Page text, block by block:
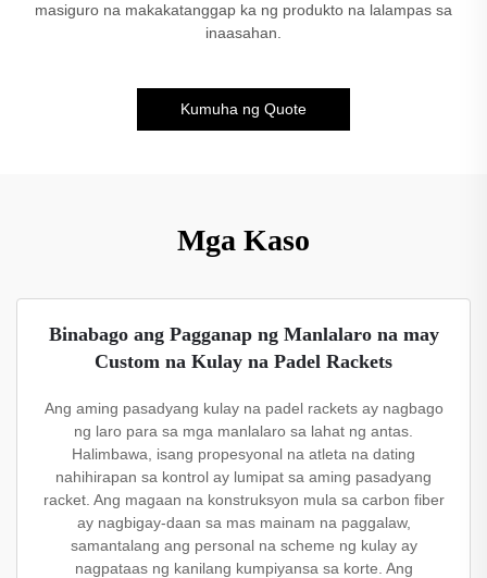
masiguro na makakatanggap ka ng produkto na lalampas sa
inaasahan.
Kumuha ng Quote
Mga Kaso
Binabago ang Pagganap ng Manlalaro na may
Custom na Kulay na Padel Rackets
Ang aming pasadyang kulay na padel rackets ay nagbago
ng laro para sa mga manlalaro sa lahat ng antas.
Halimbawa, isang propesyonal na atleta na dating
nahihirapan sa kontrol ay lumipat sa aming pasadyang
racket. Ang magaan na konstruksyon mula sa carbon fiber
ay nagbigay-daan sa mas mainam na paggalaw,
samantalang ang personal na scheme ng kulay ay
nagpataas ng kanilang kumpiyansa sa korte. Ang